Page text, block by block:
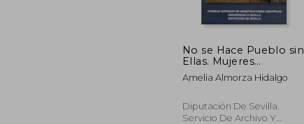
No se Hace Pueblo sin
Ellas. Mujeres
Españolas en el
Virreinato de Perú:
Movilidad Social (Siglos
Xvi-Xvii): 44 (Nuestra
Amelia Almorza Hidalgo
Diputación De Sevilla.
Servicio De Archivo Y